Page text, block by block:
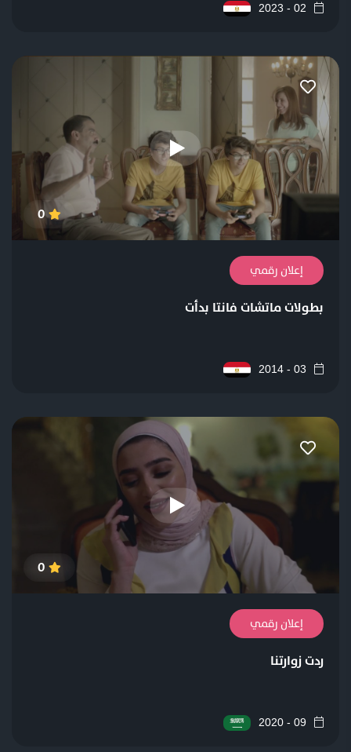
02 - 2023
0
إعلان رقمي
بطولات ماتشات فانتا بدأت
03 - 2014
0
إعلان رقمي
ردت زوارتنا
09 - 2020